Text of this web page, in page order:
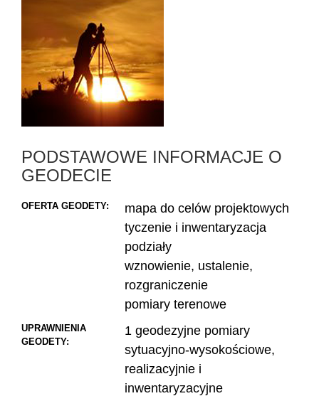
PODSTAWOWE INFORMACJE O
GEODECIE
OFERTA GEODETY:
mapa do celów projektowych
tyczenie i inwentaryzacja
podziały
wznowienie, ustalenie,
rozgraniczenie
pomiary terenowe
UPRAWNIENIA
GEODETY:
1 geodezyjne pomiary
sytuacyjno-wysokościowe,
realizacyjnie i
inwentaryzacyjne